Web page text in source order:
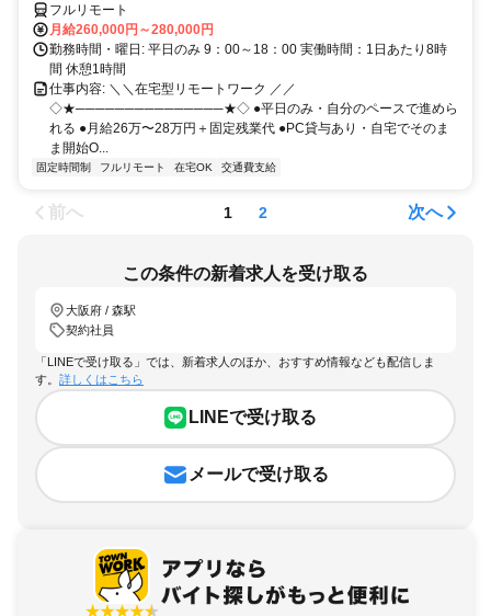
フルリモート
月給260,000円～280,000円
勤務時間・曜日: 平日のみ 9：00～18：00 実働時間：1日あたり8時
間 休憩1時間
仕事内容: ＼＼在宅型リモートワーク ／／
◇★───────────────★◇ ●平日のみ・自分のペースで進めら
れる ●月給26万〜28万円＋固定残業代 ●PC貸与あり・自宅でそのま
ま開始O...
固定時間制 フルリモート 在宅OK 交通費支給
前へ 1 2 次へ
この条件の新着求人を受け取る
大阪府 / 森駅
契約社員
「LINEで受け取る」では、新着求人のほか、おすすめ情報なども配信しま
す。 詳しくはこちら
LINEで受け取る
メールで受け取る